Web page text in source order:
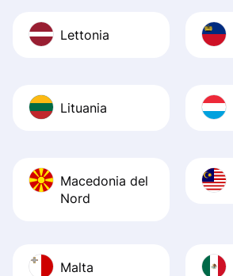
Lettonia
Lituania
Macedonia del
Nord
Malta